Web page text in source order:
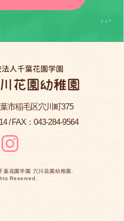
市稲毛区穴川町375
/ FAX：043-284-9564
葉花園学園 穴川花園幼稚園 .
Reserved.